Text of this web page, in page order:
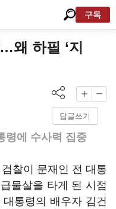
구독
왜 하필 ‘지
답글쓰기
령에 수사력 집중
찰이 문재인 전 대통
물살을 타게 된 시점
통령의 배우자 김건